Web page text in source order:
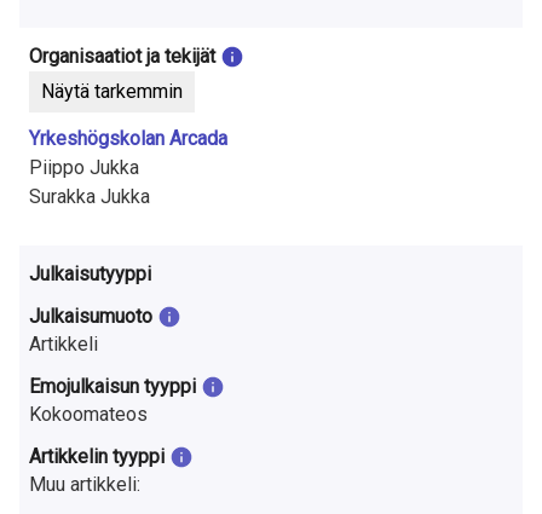
i
m
u
k
e
s
t
a
S
Organisaatiot ja tekijät
Näytä tarkemmin
Yrkeshögskolan Arcada
Piippo Jukka
Surakka Jukka
Julkaisutyyppi
Julkaisumuoto
Artikkeli
Emojulkaisun tyyppi
Kokoomateos
Artikkelin tyyppi
Muu artikkeli: